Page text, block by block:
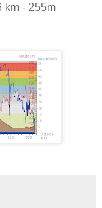
km - 255m